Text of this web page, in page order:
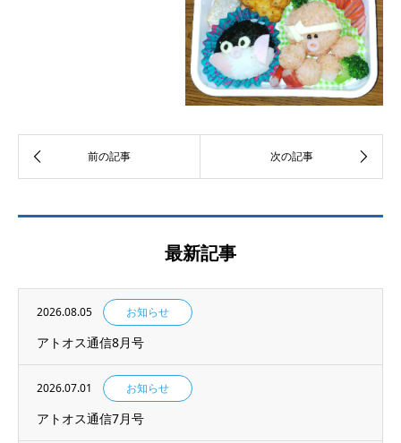
最新記事
2026.08.05 お知らせ
アトオス通信8月号
2026.07.01 お知らせ
アトオス通信7月号